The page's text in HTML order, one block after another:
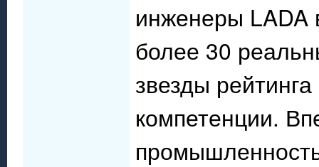
инженеры LADA
более 30
звезды
компетенции.